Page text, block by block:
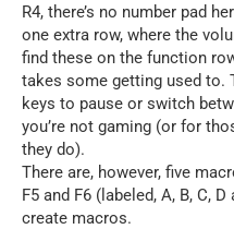
R4, there’s no number pad
one extra row, where the
find these on the function
takes some getting used to.
keys to pause or switch
you’re not gaming (or for
they do).
There are, however, five
F5 and F6 (labeled, A, B, C,
create macros.